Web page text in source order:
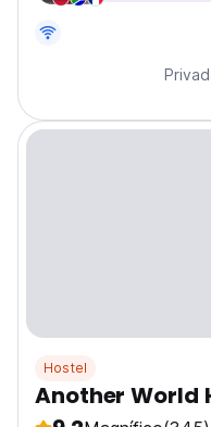
Hostel
Another World